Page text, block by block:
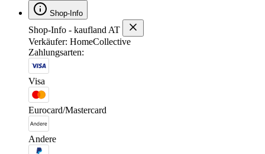
Shop-Info
Shop-Info - kaufland AT
Verkäufer: HomeCollective
Zahlungsarten:
Visa
Eurocard/Mastercard
Andere